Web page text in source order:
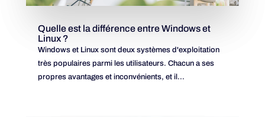
Quelle est la différence entre Windows et
Linux ?
Windows et Linux sont deux systèmes d'exploitation
très populaires parmi les utilisateurs. Chacun a ses
propres avantages et inconvénients, et il...